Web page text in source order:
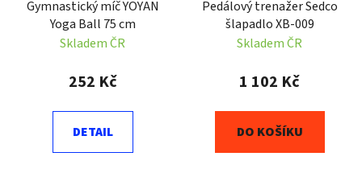
Gymnastický míč YOYAN
Yoga Ball 75 cm
Skladem ČR
252 Kč
DETAIL
Pedálový trenažer Sedco
šlapadlo XB-009
Skladem ČR
1 102 Kč
DO KOŠÍKU